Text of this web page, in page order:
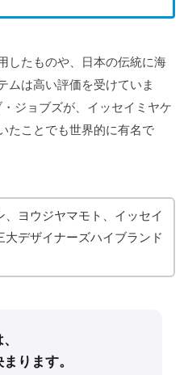
したものや、日本の伝統に海
ムは高い評価を受けていま
ジョブズが、イッセイミヤケ
たことでも世界的に有名で
、ヨウジヤマモト、イッセイ
大デザイナーズハイブランド
ります。